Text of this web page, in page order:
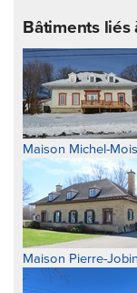
Bâtiments liés
Maison Michel-
Maison Pierre-Jobin